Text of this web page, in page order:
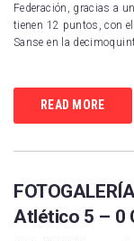
Federación, gracias a
tienen 12 puntos, con
Sanse en la
READ MORE
Atlético 5 – 0